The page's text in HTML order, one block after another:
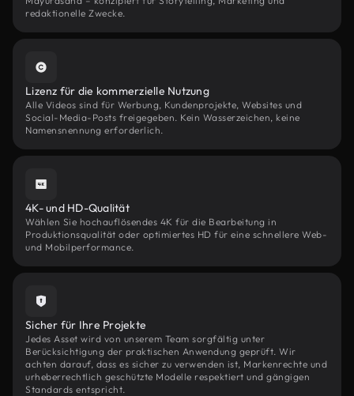
redaktionelle Zwecke.
Lizenz für die kommerzielle Nutzung
Alle Videos sind für Werbung, Kundenprojekte, Websites und
Social-Media-Posts freigegeben. Kein Wasserzeichen, keine
Namensnennung erforderlich.
4K- und HD-Qualität
Wählen Sie hochauflösendes 4K für die Bearbeitung in
Produktionsqualität oder optimiertes HD für eine schnellere Web-
und Mobilperformance.
Sicher für Ihre Projekte
Jedes Asset wird von unserem Team sorgfältig unter
Berücksichtigung der praktischen Anwendung geprüft. Wir
achten darauf, dass es sicher zu verwenden ist, Markenrechte und
urheberrechtlich geschützte Modelle respektiert und gängigen
Standards entspricht.